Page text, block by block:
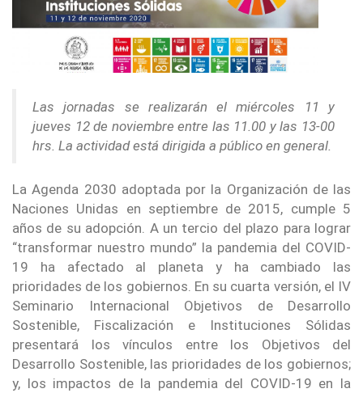
Las jornadas se realizarán el miércoles 11 y
jueves 12 de noviembre entre las 11.00 y las 13-00
hrs. La actividad está dirigida a público en general.
La Agenda 2030 adoptada por la Organización de las
Naciones Unidas en septiembre de 2015, cumple 5
años de su adopción. A un tercio del plazo para lograr
“transformar nuestro mundo” la pandemia del COVID-
19 ha afectado al planeta y ha cambiado las
prioridades de los gobiernos. En su cuarta versión, el IV
Seminario Internacional Objetivos de Desarrollo
Sostenible, Fiscalización e Instituciones Sólidas
presentará los vínculos entre los Objetivos del
Desarrollo Sostenible, las prioridades de los gobiernos;
y, los impactos de la pandemia del COVID-19 en la